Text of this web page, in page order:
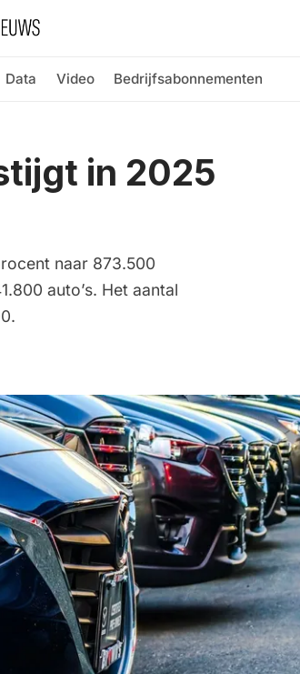
Data Video Bedrijfsabonnementen
in 2025
naar 873.500
auto’s. Het aantal